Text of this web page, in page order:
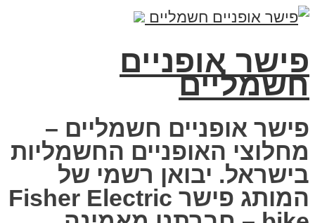
פישר אופניים
חשמליים
פישר אופניים חשמליים –
מחלוצי האופניים החשמליות
בישראל. יבואן רשמי של
המותג פישר Fisher Electric